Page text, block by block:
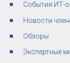
События ИТ-
Новости
Обзоры
Экспертные